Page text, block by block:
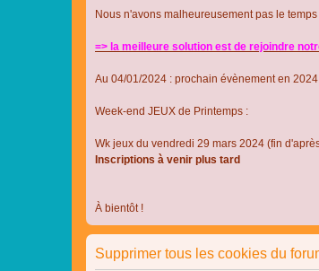
Nous n'avons malheureusement pas le
=> la meilleure solution est de rejoindre
Au 04/01/2024 : prochain évènement en 2024
Week-end JEUX de Printemps :
Wk jeux du vendredi 29 mars 2024 (fin
Inscriptions à venir plus tard
À bientôt !
Supprimer tous les cookies du